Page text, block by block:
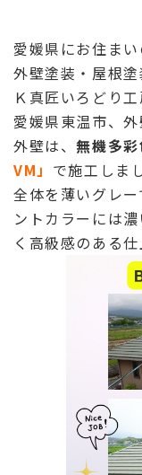
愛媛県にお住まい
外壁塗装・屋根
Ｋ真匠いろどり工
愛媛県東温市、
外壁は、無機多
VM」 で施工しま
全体を薄いグレ
ントカラーには
く高級感のある